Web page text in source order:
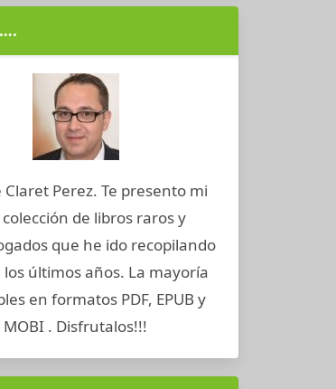
Claret Perez. Te presento mi
de libros raros y
que he ido recopilando
últimos años. La mayoría
en formatos PDF, EPUB y
MOBI . Disfrutalos!!!